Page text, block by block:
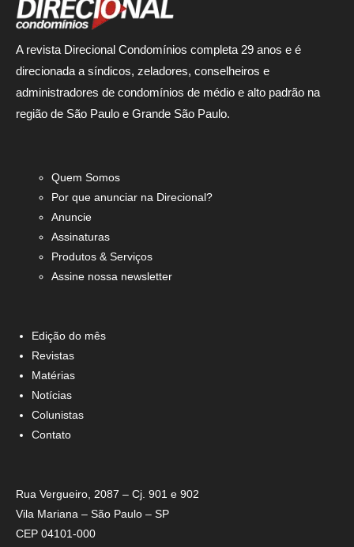
A revista Direcional Condomínios completa 29 anos e é
direcionada a síndicos, zeladores, conselheiros e
administradores de condomínios de médio e alto padrão na
região de São Paulo e Grande São Paulo.
Quem Somos
Por que anunciar na Direcional?
Anuncie
Assinaturas
Produtos & Serviços
Assine nossa newsletter
Edição do mês
Revistas
Matérias
Notícias
Colunistas
Contato
Rua Vergueiro, 2087 – Cj. 901 e 902
Vila Mariana – São Paulo – SP
CEP 04101-000